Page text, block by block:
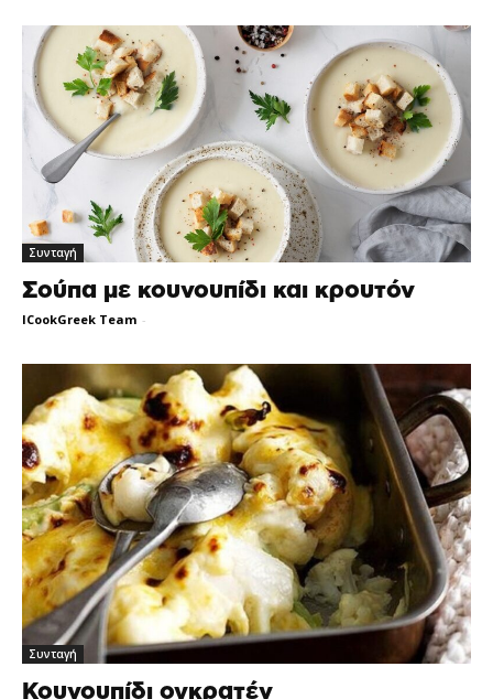
Συνταγή
Σούπα με κουνουπίδι και κρουτόν
ICookGreek Team -
Συνταγή
Κουνουπίδι ογκρατέν